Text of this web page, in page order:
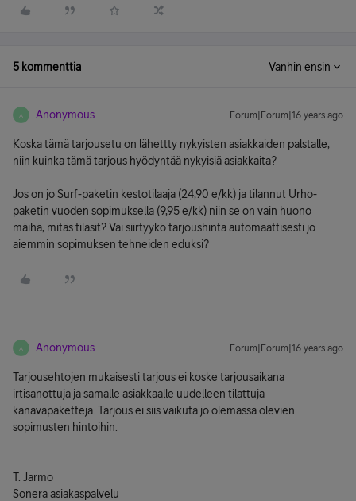
5 kommenttia Vanhin ensin
A Anonymous Forum|Forum|16 years ago
Koska tämä tarjousetu on lähettty nykyisten asiakkaiden palstalle,
niin kuinka tämä tarjous hyödyntää nykyisiä asiakkaita?
Jos on jo Surf-paketin kestotilaaja (24,90 e/kk) ja tilannut Urho-
paketin vuoden sopimuksella (9,95 e/kk) niin se on vain huono
mäihä, mitäs tilasit? Vai siirtyykö tarjoushinta automaattisesti jo
aiemmin sopimuksen tehneiden eduksi?
A Anonymous Forum|Forum|16 years ago
Tarjousehtojen mukaisesti tarjous ei koske tarjousaikana
irtisanottuja ja samalle asiakkaalle uudelleen tilattuja
kanavapaketteja. Tarjous ei siis vaikuta jo olemassa olevien
sopimusten hintoihin.
T. Jarmo
Sonera asiakaspalvelu